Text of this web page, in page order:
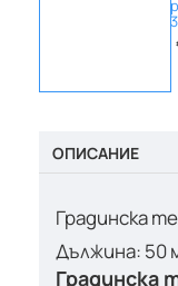
ОПИСАНИЕ
Градинска
Дължина: 50
Градинска